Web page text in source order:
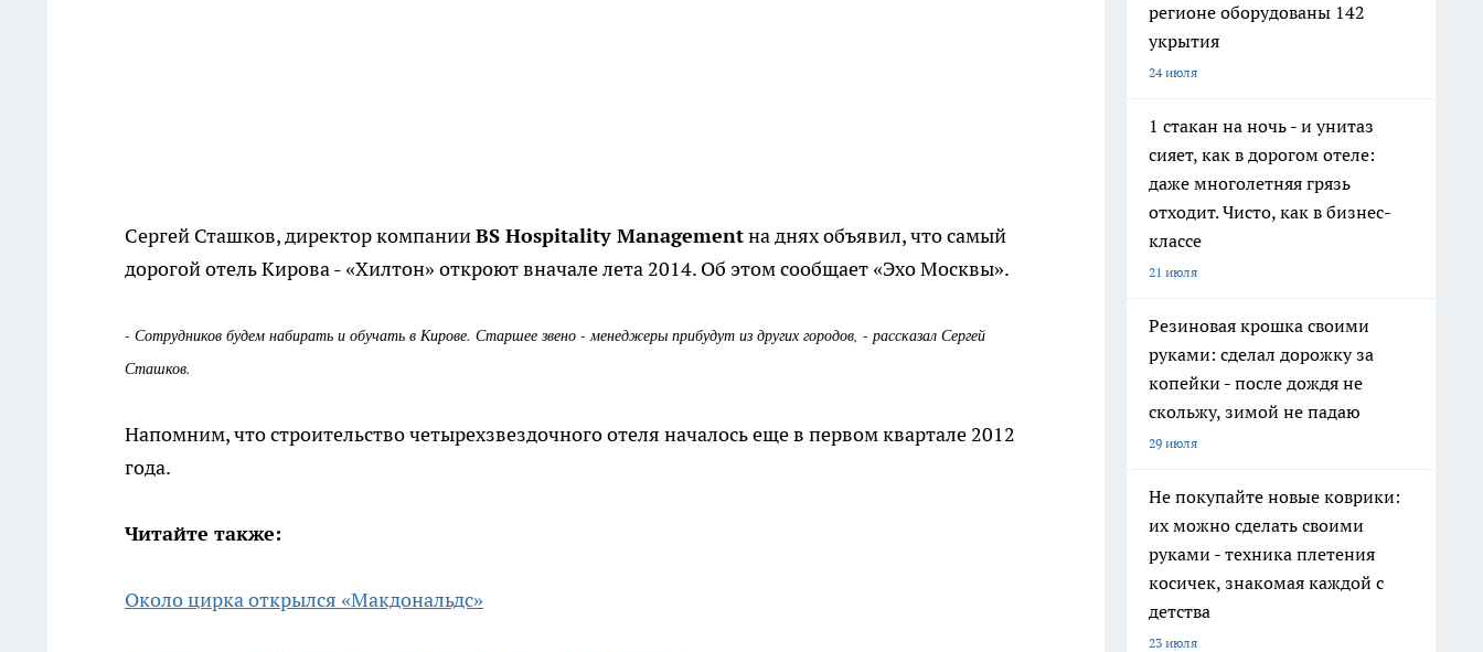
Сергей Сташков, директор компанииBS Hospitality Managementна днях объявил, что самый
дорогой отель Кирова - «Хилтон» откроют вначале лета 2014. Об этом сообщает «Эхо Москвы».
- Сотрудников будем набирать и обучать в Кирове. Старшее звено - менеджеры прибудут из других городов, - рассказал Сергей
Сташков.
Напомним, что строительство четырехзвездочного отеля началось еще в первом квартале 2012
года.
Читайте также:
Около цирка открылся «Макдональдс»
регионе оборудованы 142
укрытия
24 июля
1 стакан на ночь - и унитаз
сияет, как в дорогом отеле:
даже многолетняя грязь
отходит. Чисто, как в бизнес-
классе
21 июля
Резиновая крошка своими
руками: сделал дорожку за
копейки - после дождя не
скольжу, зимой не падаю
29 июля
Не покупайте новые коврики:
их можно сделать своими
руками - техника плетения
косичек, знакомая каждой с
детства
23 июля